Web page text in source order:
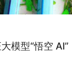
模型“悟空